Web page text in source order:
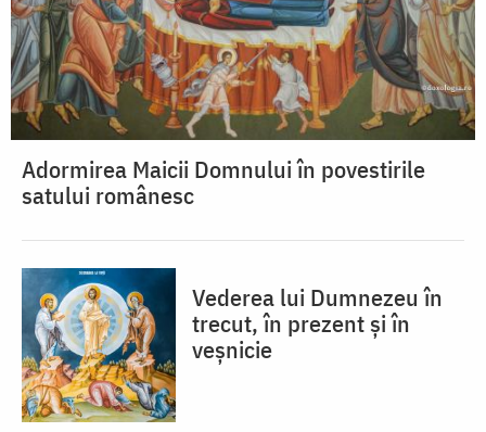
Adormirea Maicii Domnului în povestirile
satului românesc
Vederea lui Dumnezeu în
trecut, în prezent și în
veșnicie